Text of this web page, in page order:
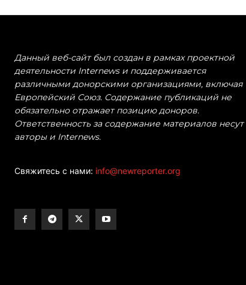
Данный веб-сайт был создан в рамках проектной
деятельности Internews и поддерживается
различными донорскими организациями, включая
Европейский Союз. Содержание публикаций не
обязательно отражает позицию доноров.
Ответственность за содержание материалов несут
авторы и Internews.
Свяжитесь с нами: info@newreporter.org